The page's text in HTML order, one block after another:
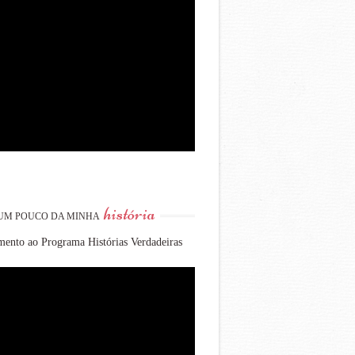
POUCO DA MINHA história
ao Programa Histórias Verdadeiras